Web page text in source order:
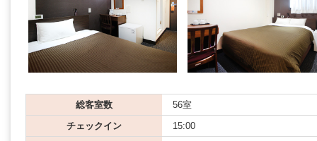
総客室数
56室
チェックイン
15:00